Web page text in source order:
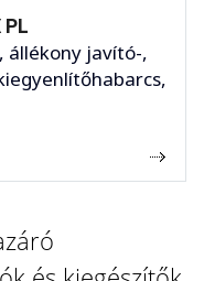
PL
állékony javító-,